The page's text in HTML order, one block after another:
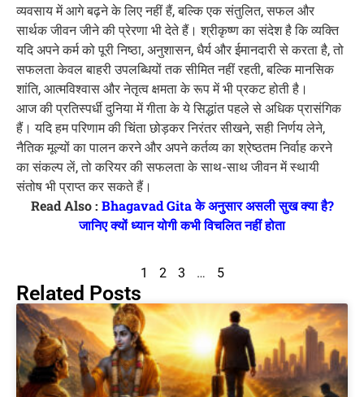
व्यवसाय में आगे बढ़ने के लिए नहीं हैं, बल्कि एक संतुलित, सफल और
सार्थक जीवन जीने की प्रेरणा भी देते हैं। श्रीकृष्ण का संदेश है कि व्यक्ति
यदि अपने कर्म को पूरी निष्ठा, अनुशासन, धैर्य और ईमानदारी से करता है, तो
सफलता केवल बाहरी उपलब्धियों तक सीमित नहीं रहती, बल्कि मानसिक
शांति, आत्मविश्वास और नेतृत्व क्षमता के रूप में भी प्रकट होती है।
आज की प्रतिस्पर्धी दुनिया में गीता के ये सिद्धांत पहले से अधिक प्रासंगिक
हैं। यदि हम परिणाम की चिंता छोड़कर निरंतर सीखने, सही निर्णय लेने,
नैतिक मूल्यों का पालन करने और अपने कर्तव्य का श्रेष्ठतम निर्वाह करने
का संकल्प लें, तो करियर की सफलता के साथ-साथ जीवन में स्थायी
संतोष भी प्राप्त कर सकते हैं।
Read Also : Bhagavad Gita के अनुसार असली सुख क्या है?
जानिए क्यों ध्यान योगी कभी विचलित नहीं होता
1 2 3 … 5
Related Posts